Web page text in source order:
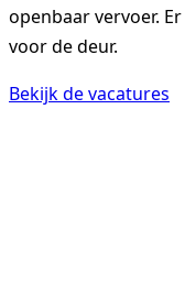
openbaar vervoer.
voor de deur.
Bekijk de vacatures